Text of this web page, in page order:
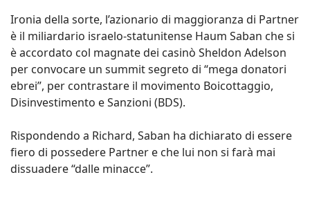
Ironia della sorte, l’azionario di maggioranza di Partner
è il miliardario israelo-statunitense Haum Saban che si
è accordato col magnate dei casinò Sheldon Adelson
per convocare un summit segreto di “mega donatori
ebrei”, per contrastare il movimento Boicottaggio,
Disinvestimento e Sanzioni (BDS).
Rispondendo a Richard, Saban ha dichiarato di essere
fiero di possedere Partner e che lui non si farà mai
dissuadere “dalle minacce”.